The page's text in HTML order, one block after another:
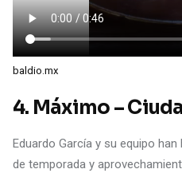
baldio.mx
4. Máximo –
Eduardo García y su equipo
de temporada y